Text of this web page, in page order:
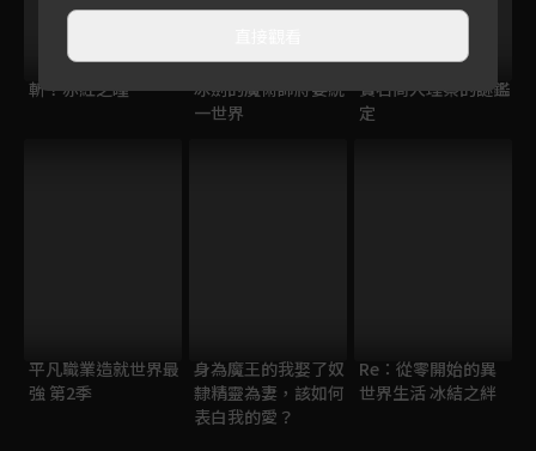
斬！赤紅之瞳
冰劍的魔術師將要統
一世界
寶石商人理察的謎鑑
定
平凡職業造就世界最
強 第2季
身為魔王的我娶了奴
隸精靈為妻，該如何
表白我的愛？
Re：從零開始的異
世界生活 冰結之絆